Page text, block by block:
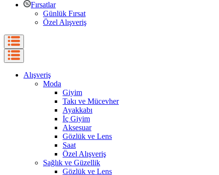
Fırsatlar
Günlük Fırsat
Özel Alışveriş
Alışveriş
Moda
Giyim
Takı ve Mücevher
Ayakkabı
İç Giyim
Aksesuar
Gözlük ve Lens
Saat
Özel Alışveriş
Sağlık ve Güzellik
Gözlük ve Lens